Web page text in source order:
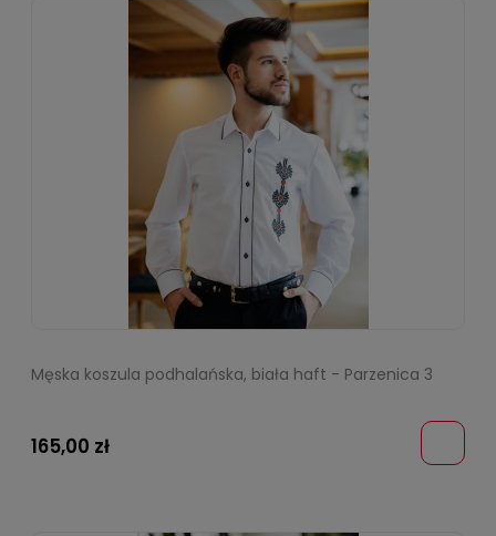
Męska koszula podhalańska, biała haft - Parzenica 3
165,00 zł